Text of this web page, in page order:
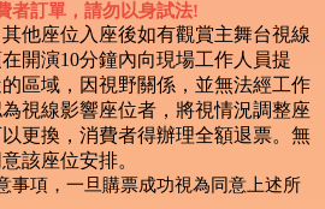
者訂單，請勿以身試法!
他座位入座後如有觀賞主舞台視線
開演10分鐘內向現場工作人員提
區域，因視野關係，並無法經工作
視線影響座位者，將視情況調整座
更換，消費者得辦理全額退票。無
該座位安排。
事項，一旦購票成功視為同意上述所